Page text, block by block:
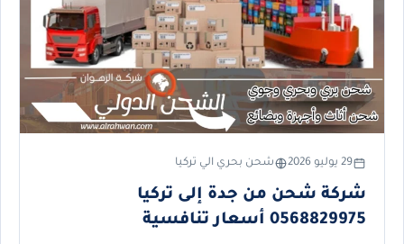
29 يوليو 2026 شحن بحري الي تركيا
شركة شحن من جدة إلى تركيا
0568829975 أسعار تنافسية